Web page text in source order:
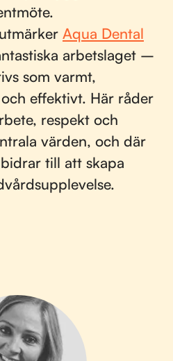
Aqua Dental
arbetslaget –
som varmt,
effektivt. Här råder
respekt och
värden, och där
till att skapa